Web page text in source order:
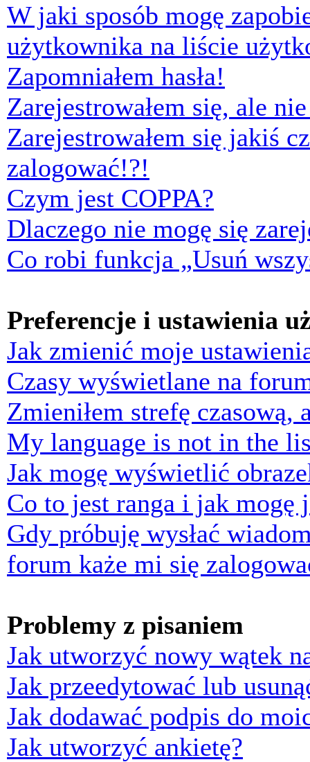
W jaki sposób mogę
użytkownika na liście
Zapomniałem hasła!
Zarejestrowałem się, ale
Zarejestrowałem się jakiś
zalogować!?!
Czym jest COPPA?
Dlaczego nie mogę się
Co robi funkcja „Usuń
Preferencje i ustawienia
Jak zmienić moje
Czasy wyświetlane na
Zmieniłem strefę czasową,
My language is not in the
Jak mogę wyświetlić
Co to jest ranga i jak mogę
Gdy próbuję wysłać
forum każe mi się
Problemy z pisaniem
Jak utworzyć nowy wątek
Jak przeedytować lub
Jak dodawać podpis do
Jak utworzyć ankietę?